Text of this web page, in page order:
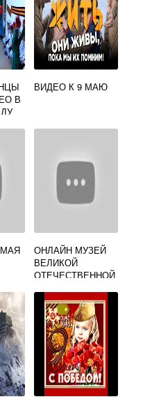
В
ВИДЕО К 9 МАЮ
ОНЛАЙН МУЗЕЙ
ВЕЛИКОЙ
ОТЕЧЕСТВЕННОЙ